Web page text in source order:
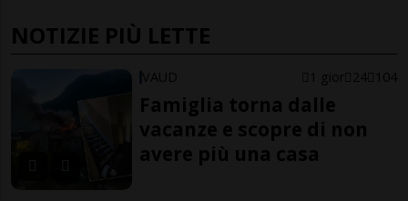
NOTIZIE PIÙ LETTE
VAUD 1 gior 24 104
Famiglia torna dalle
vacanze e scopre di non
avere più una casa